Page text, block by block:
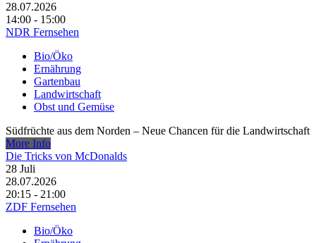
28.07.2026
14:00 - 15:00
NDR Fernsehen
Bio/Öko
Ernährung
Gartenbau
Landwirtschaft
Obst und Gemüse
Südfrüchte aus dem Norden – Neue Chancen für die Landwirtschaft
More Info
Die Tricks von McDonalds
28 Juli
28.07.2026
20:15 - 21:00
ZDF Fernsehen
Bio/Öko